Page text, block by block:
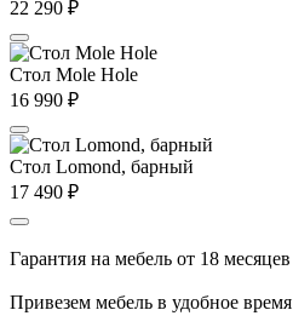
22 290 ₽
Стол Mole Hole
16 990 ₽
Стол Lomond, барный
17 490 ₽
Гарантия на мебель от 18 месяцев
Привезем мебель в удобное время